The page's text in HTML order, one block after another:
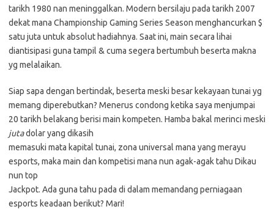
tarikh 1980 nan meninggalkan. Modern bersilaju pada tarikh 2007
dekat mana Championship Gaming Series Season menghancurkan $
satu juta untuk absolut hadiahnya. Saat ini, main secara lihai
diantisipasi guna tampil & cuma segera bertumbuh beserta makna
yg melalaikan.
Siap sapa dengan bertindak, beserta meski besar kekayaan tunai yg
memang diperebutkan? Menerus condong ketika saya menjumpai
20 tarikh belakang berisi main kompeten. Hamba bakal merinci meski
jutadolar yang dikasih
memasuki mata kapital tunai, zona universal mana yang merayu
esports, maka main dan kompetisi mana nun agak-agak tahu Dikau
nun top
Jackpot. Ada guna tahu pada di dalam memandang perniagaan
esports keadaan berikut? Mari!